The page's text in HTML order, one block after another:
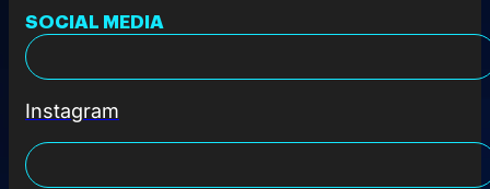
SOCIAL MEDIA
Instagram